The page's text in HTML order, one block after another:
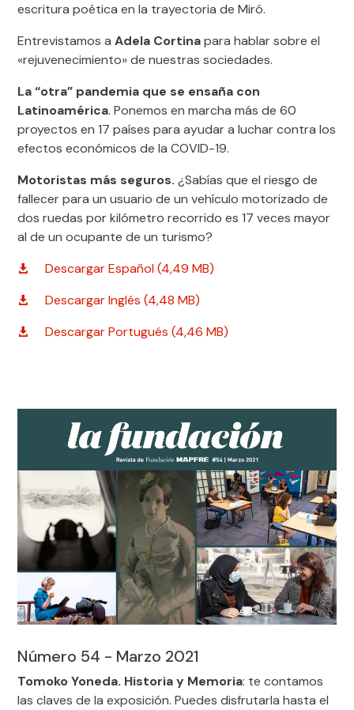
escritura poética en la trayectoria de Miró.
Entrevistamos aAdela Cortinapara hablar sobre el
«rejuvenecimiento» de nuestras sociedades.
La “otra” pandemia que se ensaña con
Latinoamérica. Ponemos en marcha más de 60
proyectos en 17 países para ayudar a luchar contra los
efectos económicos de la COVID-19.
Motoristas más seguros. ¿Sabías que el riesgo de
fallecer para un usuario de un vehículo motorizado de
dos ruedas por kilómetro recorrido es 17 veces mayor
al de un ocupante de un turismo?
Descargar Español (4,49 MB)
Descargar Inglés (4,48 MB)
Descargar Portugués (4,46 MB)
Número 54 - Marzo 2021
Tomoko Yoneda. Historia y Memoria: te contamos
las claves de la exposición. Puedes disfrutarla hasta el